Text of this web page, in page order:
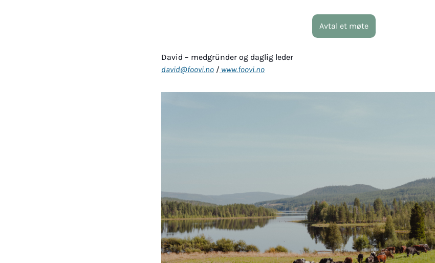
Avtal et møte
David – medgründer og daglig leder
david@foovi.no / www.foovi.no